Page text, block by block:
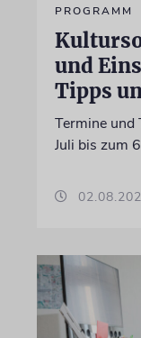
PROGRAMM
und
Tipps
Termine und
Juli bis zum